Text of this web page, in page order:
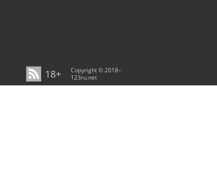
18+
Copyright © 2018–
123ru.net